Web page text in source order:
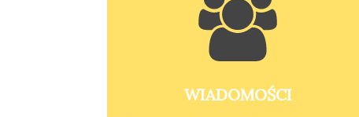
WIADOMOŚCI